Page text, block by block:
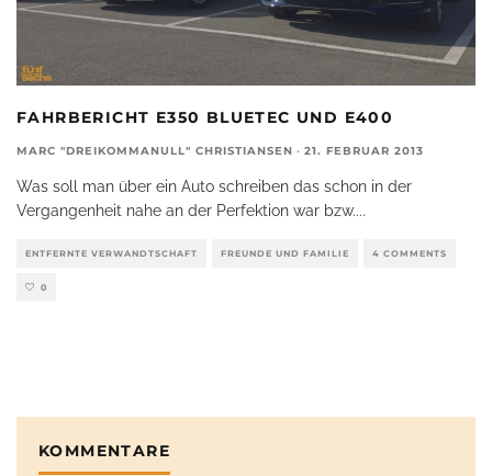
FAHRBERICHT E350 BLUETEC UND E400
MARC "DREIKOMMANULL" CHRISTIANSEN · 21. FEBRUAR 2013
Was soll man über ein Auto schreiben das schon in der
Vergangenheit nahe an der Perfektion war bzw....
ENTFERNTE VERWANDTSCHAFT FREUNDE UND FAMILIE 4 COMMENTS
0
KOMMENTARE